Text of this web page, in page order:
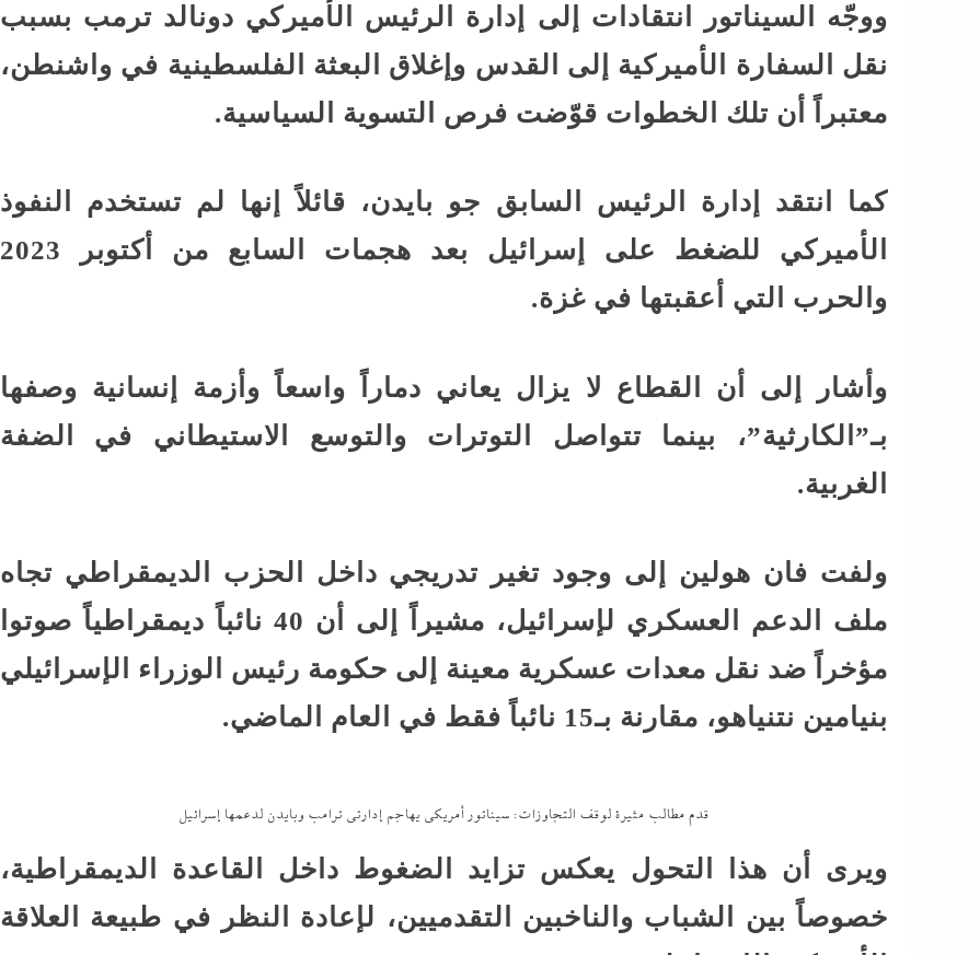
ووجّه السيناتور انتقادات إلى إدارة الرئيس الأميركي دونالد ترمب بسبب
نقل السفارة الأميركية إلى القدس وإغلاق البعثة الفلسطينية في واشنطن،
معتبراً أن تلك الخطوات قوّضت فرص التسوية السياسية.
كما انتقد إدارة الرئيس السابق جو بايدن، قائلاً إنها لم تستخدم النفوذ
الأميركي للضغط على إسرائيل بعد هجمات السابع من أكتوبر 2023
والحرب التي أعقبتها في غزة.
وأشار إلى أن القطاع لا يزال يعاني دماراً واسعاً وأزمة إنسانية وصفها
بـ”الكارثية”، بينما تتواصل التوترات والتوسع الاستيطاني في الضفة
الغربية.
ولفت فان هولين إلى وجود تغير تدريجي داخل الحزب الديمقراطي تجاه
ملف الدعم العسكري لإسرائيل، مشيراً إلى أن 40 نائباً ديمقراطياً صوتوا
مؤخراً ضد نقل معدات عسكرية معينة إلى حكومة رئيس الوزراء الإسرائيلي
بنيامين نتنياهو، مقارنة بـ15 نائباً فقط في العام الماضي.
قدم مطالب مثيرة لوقف التجاوزات: سيناتور أمريكي يهاجم إدارتى ترامب وبايدن لدعمها إسرائيل
ويرى أن هذا التحول يعكس تزايد الضغوط داخل القاعدة الديمقراطية،
خصوصاً بين الشباب والناخبين التقدميين، لإعادة النظر في طبيعة العلاقة